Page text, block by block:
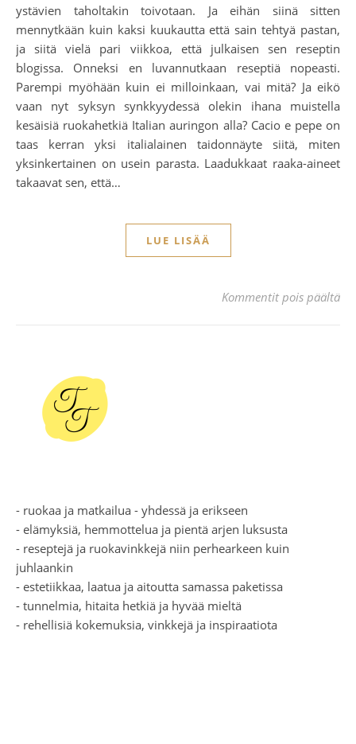
ystävien taholtakin toivotaan. Ja eihän siinä sitten
mennytkään kuin kaksi kuukautta että sain tehtyä pastan,
ja siitä vielä pari viikkoa, että julkaisen sen reseptin
blogissa. Onneksi en luvannutkaan reseptiä nopeasti.
Parempi myöhään kuin ei milloinkaan, vai mitä? Ja eikö
vaan nyt syksyn synkkyydessä olekin ihana muistella
kesäisiä ruokahetkiä Italian auringon alla? Cacio e pepe on
taas kerran yksi italialainen taidonnäyte siitä, miten
yksinkertainen on usein parasta. Laadukkaat raaka-aineet
takaavat sen, että…
LUE LISÄÄ
Kommentit pois päältä
- ruokaa ja matkailua - yhdessä ja erikseen
- elämyksiä, hemmottelua ja pientä arjen luksusta
- reseptejä ja ruokavinkkejä niin perhearkeen kuin
juhlaankin
- estetiikkaa, laatua ja aitoutta samassa paketissa
- tunnelmia, hitaita hetkiä ja hyvää mieltä
- rehellisiä kokemuksia, vinkkejä ja inspiraatiota